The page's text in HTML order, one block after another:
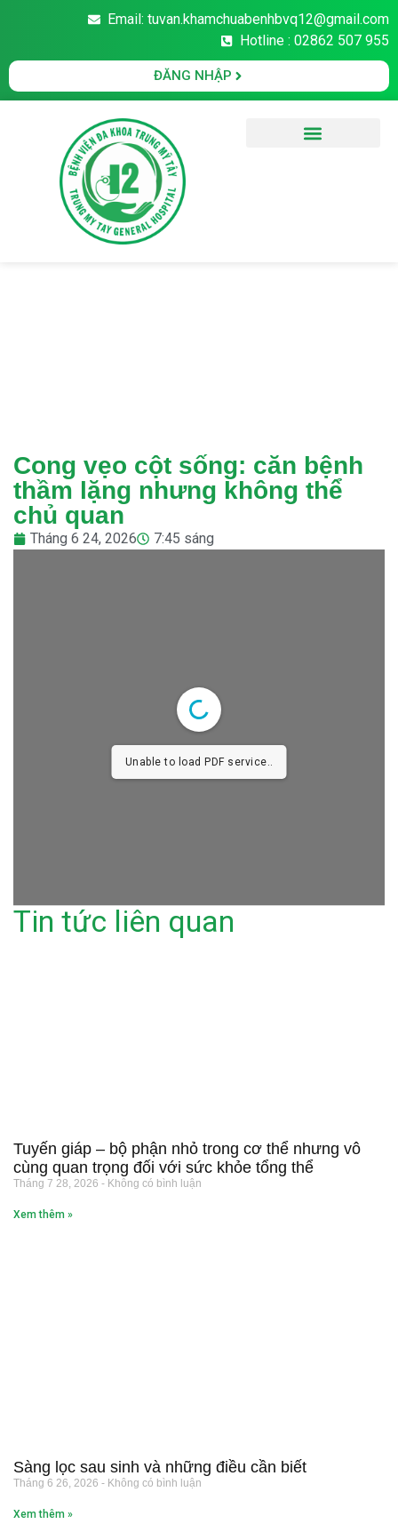
Email: tuvan.khamchuabenhbvq12@gmail.com
Hotline : 02862 507 955
ĐĂNG NHẬP
Cong vẹo cột sống: căn bệnh
thầm lặng nhưng không thể
chủ quan
Tháng 6 24, 2026 7:45 sáng
Unable to load PDF service..
Tin tức liên quan
Tuyến giáp – bộ phận nhỏ trong cơ thể nhưng vô
cùng quan trọng đối với sức khỏe tổng thể
Tháng 7 28, 2026 Không có bình luận
Xem thêm »
Sàng lọc sau sinh và những điều cần biết
Tháng 6 26, 2026 Không có bình luận
Xem thêm »